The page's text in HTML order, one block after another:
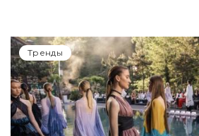
Тренды